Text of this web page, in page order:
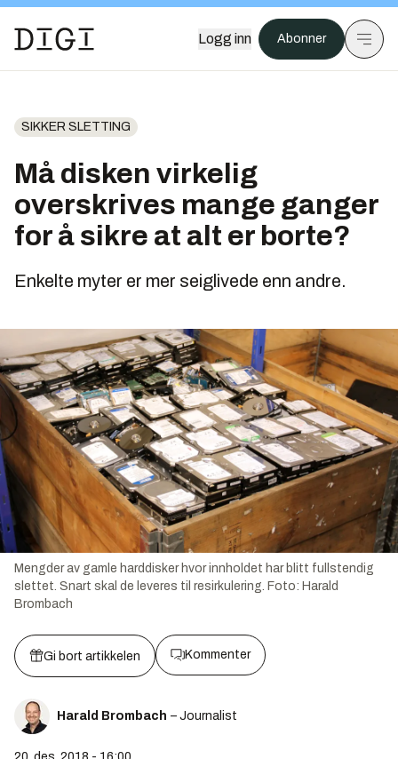
Logg inn Abonner
SIKKER SLETTING
Må disken virkelig
overskrives mange ganger
for å sikre at alt er borte?
Enkelte myter er mer seiglivede enn andre.
Mengder av gamle harddisker hvor innholdet har blitt fullstendig
slettet. Snart skal de leveres til resirkulering. Foto: Harald
Brombach
Gi bort artikkelen Kommenter
Harald Brombach – Journalist